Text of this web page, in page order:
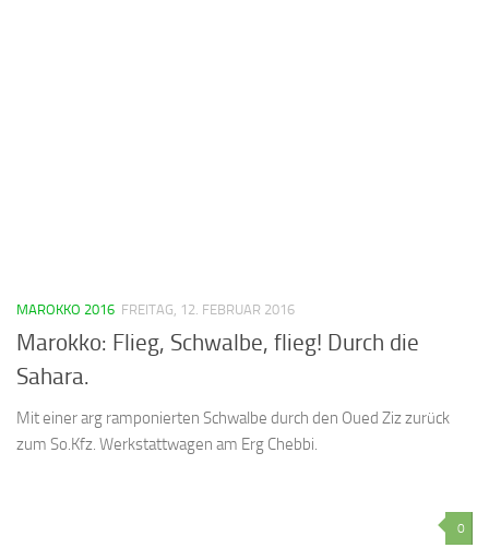
MAROKKO 2016 FREITAG, 12. FEBRUAR 2016
Marokko: Flieg, Schwalbe, flieg! Durch die
Sahara.
Mit einer arg ramponierten Schwalbe durch den Oued Ziz zurück
zum So.Kfz. Werkstattwagen am Erg Chebbi.
0